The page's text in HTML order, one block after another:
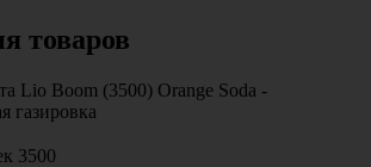
товаров
3500